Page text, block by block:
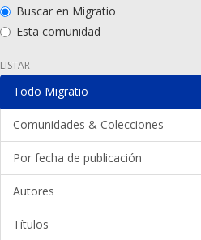
Buscar en Migratio
Esta comunidad
LISTAR
Todo Migratio
Comunidades & Colecciones
Por fecha de publicación
Autores
Títulos